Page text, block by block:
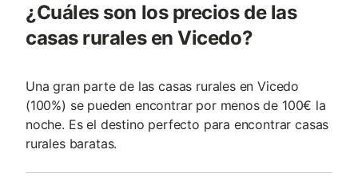
¿Cuáles son los precios de las
casas rurales en Vicedo?
Una gran parte de las casas rurales en Vicedo
(100%) se pueden encontrar por menos de 100€ la
noche. Es el destino perfecto para encontrar casas
rurales baratas.